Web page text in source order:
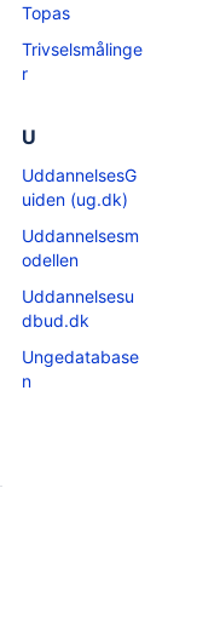
Topas
Trivselsmålinge
r
U
UddannelsesG
uiden (ug.dk)
Uddannelsesm
odellen
Uddannelsesu
dbud.dk
Ungedatabase
n